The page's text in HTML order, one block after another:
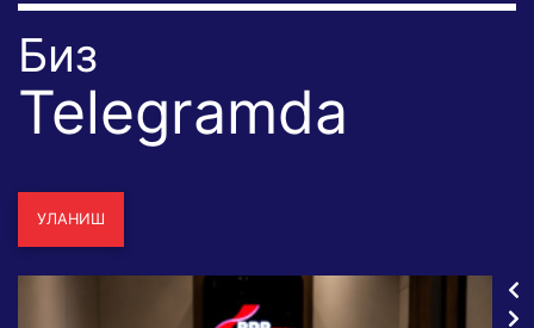
Биз
Telegramda
УЛАНИШ